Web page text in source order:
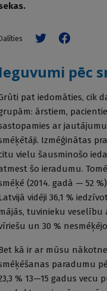
Ieguvumi pēc
pat iedomāties, cik
ārstiem,
ar
Izmēģinātas
vielu šausminošo
šo ieradumu.
(2014. gadā — 52
vidēji 36,1 %
tuvinieku
un 30 %
kā ir ar mūsu
paradumu
% 13—15 gadus vecu